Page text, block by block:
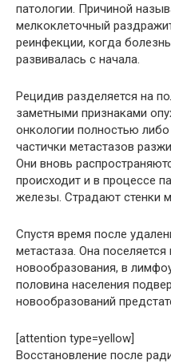
патологии. Причиной
мелкоклеточный
реинфекции, когда
развивалась с начала.
Рецидив разделяется на
заметными признаками
онкологии полностью
частички метастазов
Они вновь
происходит и в процессе
железы. Страдают стенки
Спустя время после
метастаза. Она поселяется
новообразования, в
половина населения
новообразований
[attention type=yellow]
Восстановление после